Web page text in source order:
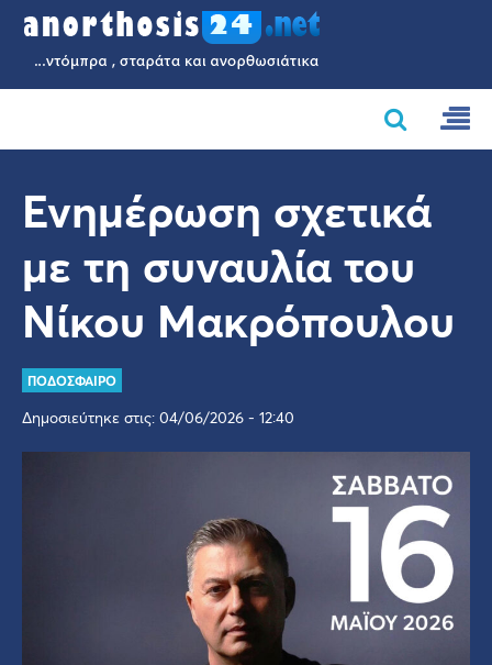
Ενημέρωση σχετικά
με τη συναυλία του
Νίκου Μακρόπουλου
ΠΟΔΟΣΦΑΙΡΟ
Δημοσιεύτηκε στις: 04/06/2026 - 12:40